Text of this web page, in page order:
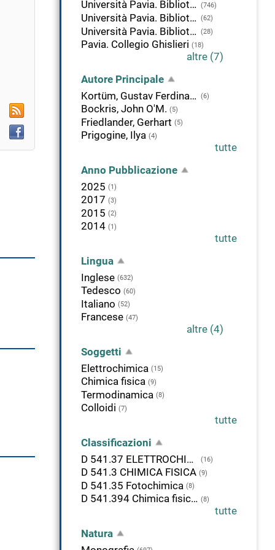
RSS
Facebook
Università Pavia. Biblioteca delle Scienze
(746)
Università Pavia. Biblioteca della Scienza e della Tecnica (62)
Università Pavia. Biblioteca di Area Medica "Adolfo Ferrata" (28)
Pavia. Collegio Ghislieri (18)
altre (7)
Autore Principale
Kortüm, Gustav Ferdinand Albert
(6)
Bockris, John O'M. (5)
Friedlander, Gerhart (5)
Prigogine, Ilya (4)
tutte
Anno Pubblicazione
2025 (1)
2017 (3)
2015 (2)
2014 (1)
tutte
Lingua
Inglese (632)
Tedesco (60)
Italiano (52)
Francese (47)
altre (4)
Soggetti
Elettrochimica (15)
Chimica fisica (9)
Termodinamica (8)
Colloidi (7)
tutte
Classificazioni
D 541.37 ELETTROCHIMICA E MAGNETOCHIMICA
(16)
D 541.3 CHIMICA FISICA (9)
D 541.35 Fotochimica (8)
D 541.394 Chimica fisica e teorica. Cinetica chimica. (8)
tutte
Natura